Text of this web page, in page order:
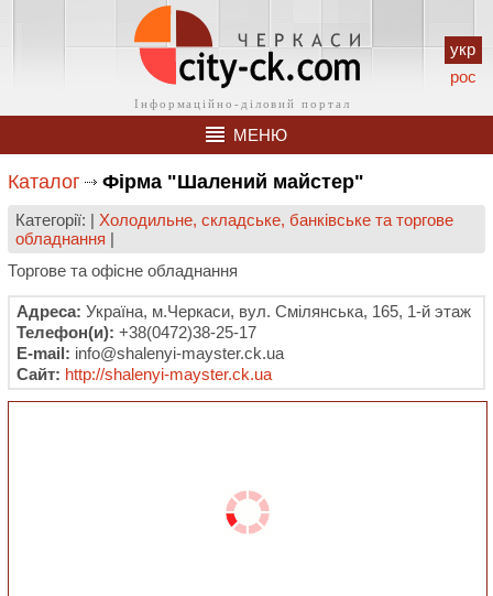
укр
рос
МЕНЮ
Каталог Фірма "Шалений майстер"
Категорії: | Холодильне, складське, банківське та торгове
обладнання |
Торгове та офісне обладнання
Адреса: Україна, м.Черкаси, вул. Смілянська, 165, 1-й этаж
Телефон(и): +38(0472)38-25-17
E-mail: info@shalenyi-mayster.ck.ua
Сайт: http://shalenyi-mayster.ck.ua